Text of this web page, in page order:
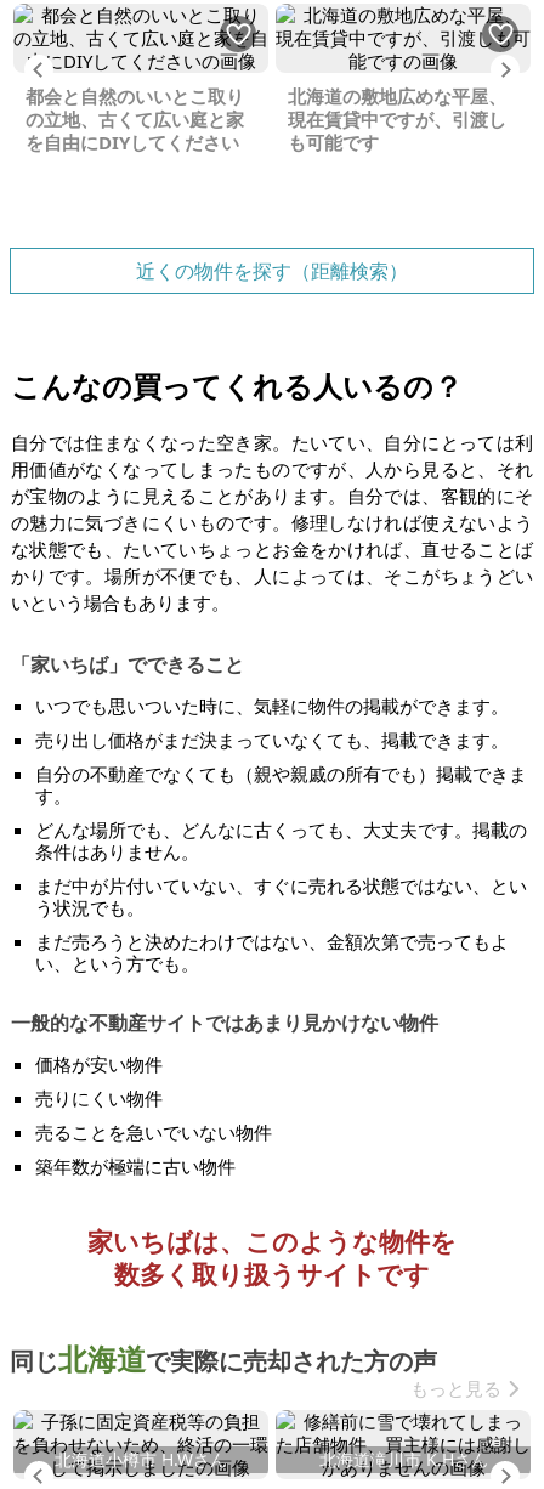
Previous
都会と自然のいいとこ取り
の立地、古くて広い庭と家
を自由にDIYしてください
北海道の敷地広めな平屋、
現在賃貸中ですが、引渡し
も可能です
近くの物件を探す（距離検索）
こんなの買ってくれる人いるの？
自分では住まなくなった空き家。たいてい、自分にとっては利
用価値がなくなってしまったものですが、人から見ると、それ
が宝物のように見えることがあります。自分では、客観的にそ
の魅力に気づきにくいものです。修理しなければ使えないよう
な状態でも、たいていちょっとお金をかければ、直せることば
かりです。場所が不便でも、人によっては、そこがちょうどい
いという場合もあります。
「家いちば」でできること
いつでも思いついた時に、気軽に物件の掲載ができます。
売り出し価格がまだ決まっていなくても、掲載できます。
自分の不動産でなくても（親や親戚の所有でも）掲載できま
す。
どんな場所でも、どんなに古くっても、大丈夫です。掲載の
条件はありません。
まだ中が片付いていない、すぐに売れる状態ではない、とい
う状況でも。
まだ売ろうと決めたわけではない、金額次第で売ってもよ
い、という方でも。
一般的な不動産サイトではあまり見かけない物件
価格が安い物件
売りにくい物件
売ることを急いでいない物件
築年数が極端に古い物件
家いちばは、このような物件を
数多く取り扱うサイトです
同じ北海道で実際に売却された方の声
もっと見る
Previous
北海道小樽市 H.Wさん 北海道滝川市 K.Hさん